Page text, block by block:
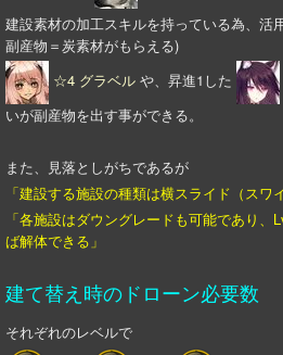
建設素材の加工スキルを持っている為、活
副産物＝炭素材がもらえる)
☆4 グラベル や、昇進1した
いが副産物を出す事ができる。
また、見落としがちであるが
「建設する施設の種類は横スライド（スワ
「各施設はダウングレードも可能であり
ば解体できる」
建て替え時のドローン必要数
それぞれのレベルで